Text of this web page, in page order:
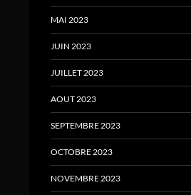
MAI 2023
JUIN 2023
JUILLET 2023
AOUT 2023
SEPTEMBRE 2023
OCTOBRE 2023
NOVEMBRE 2023